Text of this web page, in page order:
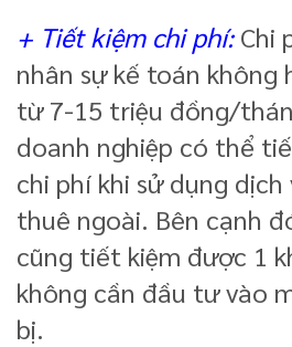
+ Tiết kiệm chi phí:Chi
nhân sự kế toán không
từ 7-15 triệu đồng/
doanh nghiệp có thể
chi phí khi sử dụng
thuê ngoài. Bên cạnh
cũng tiết kiệm được 1
không cần đầu tư vào
bị.